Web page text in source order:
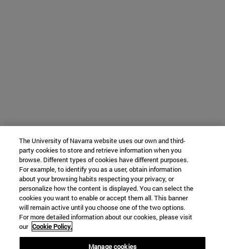
The University of Navarra website uses our own and third-
party cookies to store and retrieve information when you
browse. Different types of cookies have different purposes.
For example, to identify you as a user, obtain information
about your browsing habits respecting your privacy, or
personalize how the content is displayed. You can select the
cookies you want to enable or accept them all. This banner
will remain active until you choose one of the two options.
For more detailed information about our cookies, please visit
our Cookie Policy.
Manage cookies